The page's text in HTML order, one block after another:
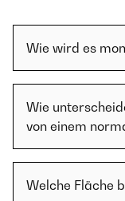
Wie wird es
Wie
von einem
Welche Fläche